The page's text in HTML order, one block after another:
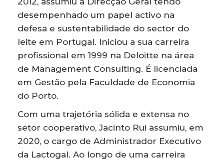
desempenhado um papel activo na
defesa e sustentabilidade do sector do
leite em Portugal. Iniciou a sua carreira
profissional em 1999 na Deloitte na área
de Management Consulting. É licenciada
em Gestão pela Faculdade de Economia
do Porto.
Com uma trajetória sólida e extensa no
setor cooperativo, Jacinto Rui assumiu, em
2020, o cargo de Administrador Executivo
da Lactogal. Ao longo de uma carreira